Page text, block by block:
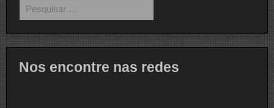
por:
Nos encontre nas redes